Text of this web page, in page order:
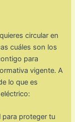
circular en
cuáles son los
para
vigente. A
lo que es
para proteger tu